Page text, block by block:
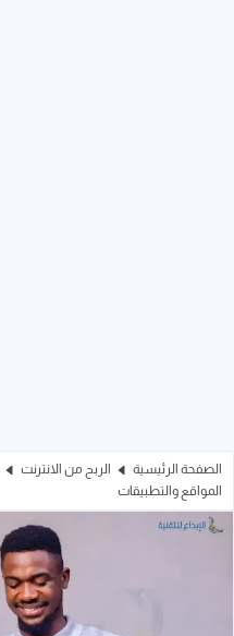
الصفحة الرئيسية الربح من الانترنت
المواقع والتطبيقات